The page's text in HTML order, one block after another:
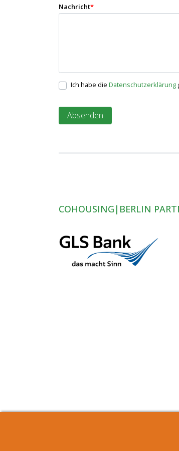
Nachricht*
Ich habe die Datenschutzerklärung
COHOUSING|BERLIN